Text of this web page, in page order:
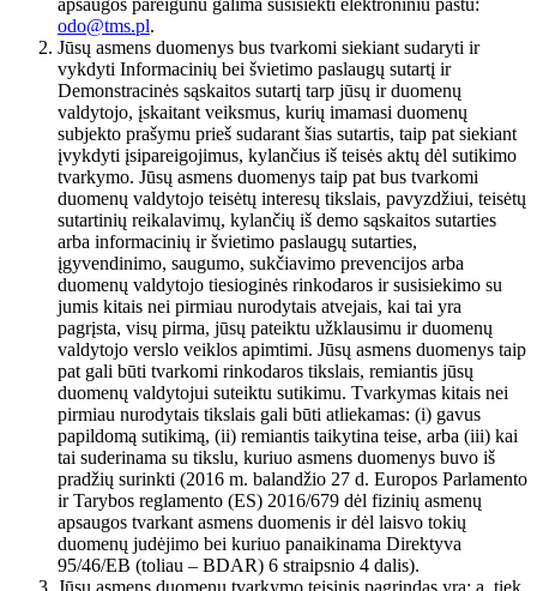
apsaugos pareigūnu galima susisiekti elektroniniu paštu:
odo@tms.pl.
Jūsų asmens duomenys bus tvarkomi siekiant sudaryti ir
vykdyti Informacinių bei švietimo paslaugų sutartį ir
Demonstracinės sąskaitos sutartį tarp jūsų ir duomenų
valdytojo, įskaitant veiksmus, kurių imamasi duomenų
subjekto prašymu prieš sudarant šias sutartis, taip pat siekiant
įvykdyti įsipareigojimus, kylančius iš teisės aktų dėl sutikimo
tvarkymo. Jūsų asmens duomenys taip pat bus tvarkomi
duomenų valdytojo teisėtų interesų tikslais, pavyzdžiui, teisėtų
sutartinių reikalavimų, kylančių iš demo sąskaitos sutarties
arba informacinių ir švietimo paslaugų sutarties,
įgyvendinimo, saugumo, sukčiavimo prevencijos arba
duomenų valdytojo tiesioginės rinkodaros ir susisiekimo su
jumis kitais nei pirmiau nurodytais atvejais, kai tai yra
pagrįsta, visų pirma, jūsų pateiktu užklausimu ir duomenų
valdytojo verslo veiklos apimtimi. Jūsų asmens duomenys taip
pat gali būti tvarkomi rinkodaros tikslais, remiantis jūsų
duomenų valdytojui suteiktu sutikimu. Tvarkymas kitais nei
pirmiau nurodytais tikslais gali būti atliekamas: (i) gavus
papildomą sutikimą, (ii) remiantis taikytina teise, arba (iii) kai
tai suderinama su tikslu, kuriuo asmens duomenys buvo iš
pradžių surinkti (2016 m. balandžio 27 d. Europos Parlamento
ir Tarybos reglamento (ES) 2016/679 dėl fizinių asmenų
apsaugos tvarkant asmens duomenis ir dėl laisvo tokių
duomenų judėjimo bei kuriuo panaikinama Direktyva
95/46/EB (toliau – BDAR) 6 straipsnio 4 dalis).
Jūsų asmens duomenų tvarkymo teisinis pagrindas yra: a. tiek,